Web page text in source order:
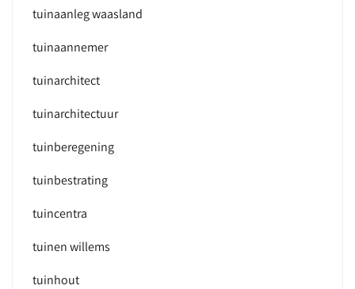
tuinaanleg waasland
tuinaannemer
tuinarchitect
tuinarchitectuur
tuinberegening
tuinbestrating
tuincentra
tuinen willems
tuinhout